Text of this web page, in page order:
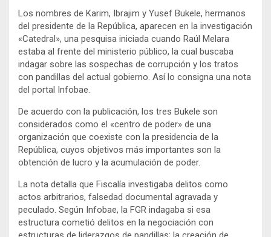
Los nombres de Karim, Ibrajim y Yusef Bukele, hermanos
del presidente de la República, aparecen en la investigación
«Catedral», una pesquisa iniciada cuando Raúl Melara
estaba al frente del ministerio público, la cual buscaba
indagar sobre las sospechas de corrupción y los tratos
con pandillas del actual gobierno. Así lo consigna una nota
del portal Infobae.
De acuerdo con la publicación, los tres Bukele son
considerados como el «centro de poder» de una
organización que coexiste con la presidencia de la
República, cuyos objetivos más importantes son la
obtención de lucro y la acumulación de poder.
La nota detalla que Fiscalía investigaba delitos como
actos arbitrarios, falsedad documental agravada y
peculado. Según Infobae, la FGR indagaba si esa
estructura cometió delitos en la negociación con